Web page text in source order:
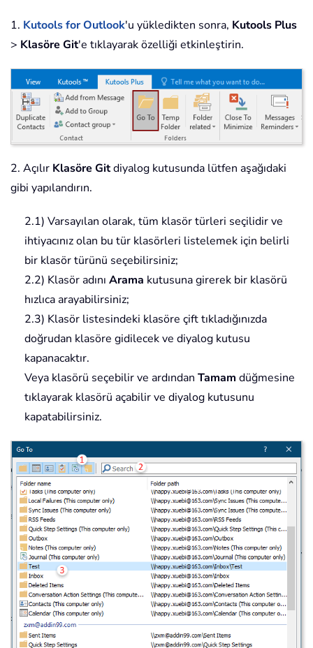
1. Kutools for Outlook'u yükledikten sonra, Kutools Plus
> Klasöre Git'e tıklayarak özelliği etkinleştirin.
2. Açılır Klasöre Gitdiyalog kutusunda lütfen aşağıdaki
gibi yapılandırın.
2.1) Varsayılan olarak, tüm klasör türleri seçilidir ve
ihtiyacınız olan bu tür klasörleri listelemek için belirli
bir klasör türünü seçebilirsiniz;
2.2) Klasör adını Arama kutusuna girerek bir klasörü
hızlıca arayabilirsiniz;
2.3) Klasör listesindeki klasöre çift tıkladığınızda
doğrudan klasöre gidilecek ve diyalog kutusu
kapanacaktır.
Veya klasörü seçebilir ve ardından Tamam düğmesine
tıklayarak klasörü açabilir ve diyalog kutusunu
kapatabilirsiniz.